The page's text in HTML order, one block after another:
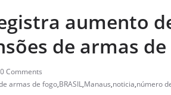
aumento
de armas
0 Comments
armas de fogo,BRASIL,Manaus,noticia,número